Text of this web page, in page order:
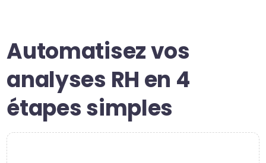
Automatisez vos
analyses RH en 4
étapes simples